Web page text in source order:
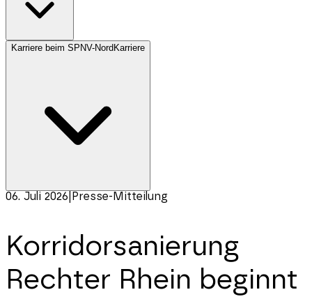
Karriere beim SPNV-Nord Karriere
06. Juli 2026 Presse-Mitteilung
Korridorsanierung
Rechter Rhein beginnt